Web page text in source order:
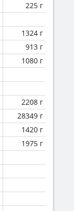
225 г
1324 г
913 г
1080 г
2208 г
28349 г
1420 г
1975 г